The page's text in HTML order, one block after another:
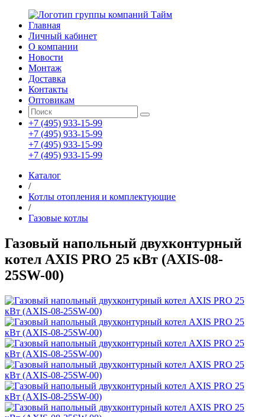
Главная
Личный кабинет
О компании
Новости
Монтаж
Доставка
Контакты
Оптовикам
+7 (495) 933-15-99
+7 (495) 933-15-99
+7 (495) 933-15-99
+7 (495) 933-15-99
Каталог
/
Котлы отопления и комплектующие
/
Газовые котлы
Газовый напольный двухконтурный
котел AXIS PRO 25 кВт (AXIS-08-
25SW-00)